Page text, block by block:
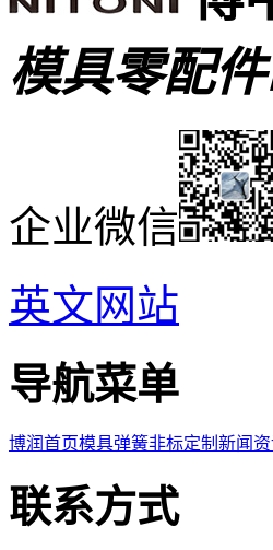
模具零配
企业微信
英文网站
导航菜单
博润首页模具弹簧非标定制 新闻
联系方式